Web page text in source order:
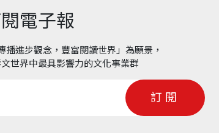
電子報
播進步觀念，豐富閱讀世界」為願景，
世界中最具影響力的文化事業群
訂閱